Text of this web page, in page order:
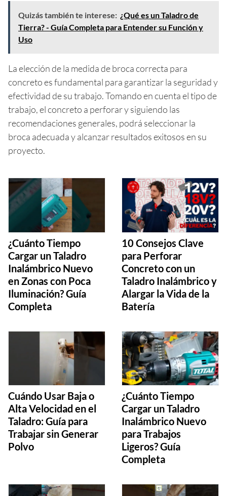
Quizás también te interese: ¿Qué es un Taladro de
Tierra? - Guía Completa para Entender su Función y
Uso
La elección de la medida de broca correcta para
concreto es fundamental para garantizar la seguridad y
efectividad de su trabajo. Tomando en cuenta el tipo de
trabajo, el concreto a perforar y siguiendo las
recomendaciones generales, podrá seleccionar la
broca adecuada y alcanzar resultados exitosos en su
proyecto.
¿Cuánto Tiempo
Cargar un Taladro
Inalámbrico Nuevo
en Zonas con Poca
Iluminación? Guía
Completa
10 Consejos Clave
para Perforar
Concreto con un
Taladro Inalámbrico y
Alargar la Vida de la
Batería
Cuándo Usar Baja o
Alta Velocidad en el
Taladro: Guía para
Trabajar sin Generar
Polvo
¿Cuánto Tiempo
Cargar un Taladro
Inalámbrico Nuevo
para Trabajos
Ligeros? Guía
Completa